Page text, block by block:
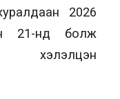
2026
21-нд болж
хэлэлцэн